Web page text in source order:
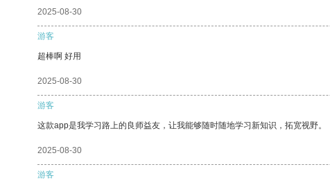
2025-08-30
游客
超棒啊 好用
2025-08-30
游客
这款app是我学习路上的良师益友，让我能够随时随地学习新知识，拓宽视野。
2025-08-30
游客